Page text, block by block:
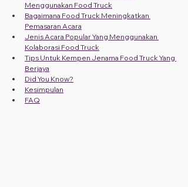
Menggunakan Food Truck
Bagaimana Food Truck Meningkatkan
Pemasaran Acara
Jenis Acara Popular Yang Menggunakan
Kolaborasi Food Truck
Tips Untuk Kempen Jenama Food Truck Yang
Berjaya
Did You Know?
Kesimpulan
FAQ